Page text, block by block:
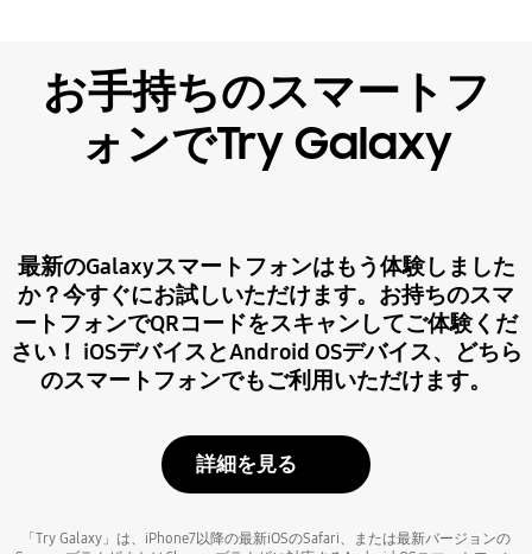
お手持ちのスマートフ
ォンでTry Galaxy
最新のGalaxyスマートフォンはもう体験しました
か？今すぐにお試しいただけます。お持ちのスマ
ートフォンでQRコードをスキャンしてご体験くだ
さい！ iOSデバイスとAndroid OSデバイス、どちら
のスマートフォンでもご利用いただけます。
詳細を見る
「Try Galaxy」は、iPhone7以降の最新iOSのSafari、または最新バージョンの